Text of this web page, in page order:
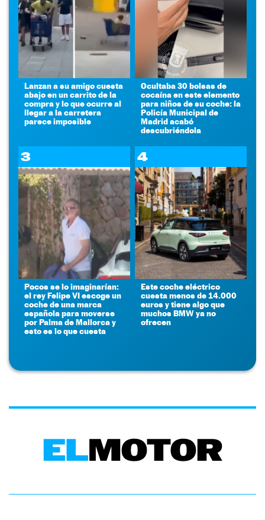
Lanzan a su amigo cuesta
abajo en un carrito de la
compra y lo que ocurre al
llegar a la carretera
parece imposible
Ocultaba 30 bolsas de
cocaína en este elemento
para niños de su coche: la
Policía Municipal de
Madrid acabó
descubriéndola
3
Pocos se lo imaginarían:
el rey Felipe VI escoge un
coche de una marca
española para moverse
por Palma de Mallorca y
esto es lo que cuesta
4
Este coche eléctrico
cuesta menos de 14.000
euros y tiene algo que
muchos BMW ya no
ofrecen